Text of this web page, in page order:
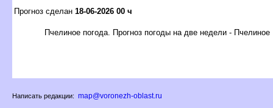
Прогноз сделан 18-06-2026 00 ч
Пчелиное погода. Прогноз погоды на две недели - Пчелиное
Написать редакции: map@voronezh-oblast.ru